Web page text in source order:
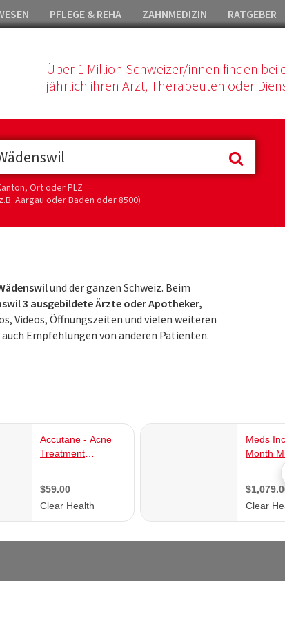
PFLEGE & REHA ZAHNMEDIZIN RATGEBER
Über 1 Million Schweizer/innen finden bei
jährlich ihren Arzt, Therapeuten oder
Ort oder PLZ
Aargau oder Baden oder 8500)
und der ganzen Schweiz. Beim
3 ausgebildete Ärzte oder Apotheker,
Videos, Öffnungszeiten und vielen weiteren
Empfehlungen von anderen Patienten.